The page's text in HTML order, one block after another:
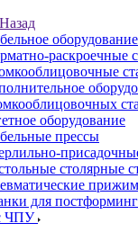
Назад
оборудование
раскроечные
оборудование
прессы
столярные
для
ЧПУ